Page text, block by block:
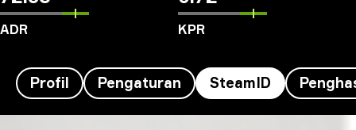
ADR KPR
Profil Pengaturan SteamID